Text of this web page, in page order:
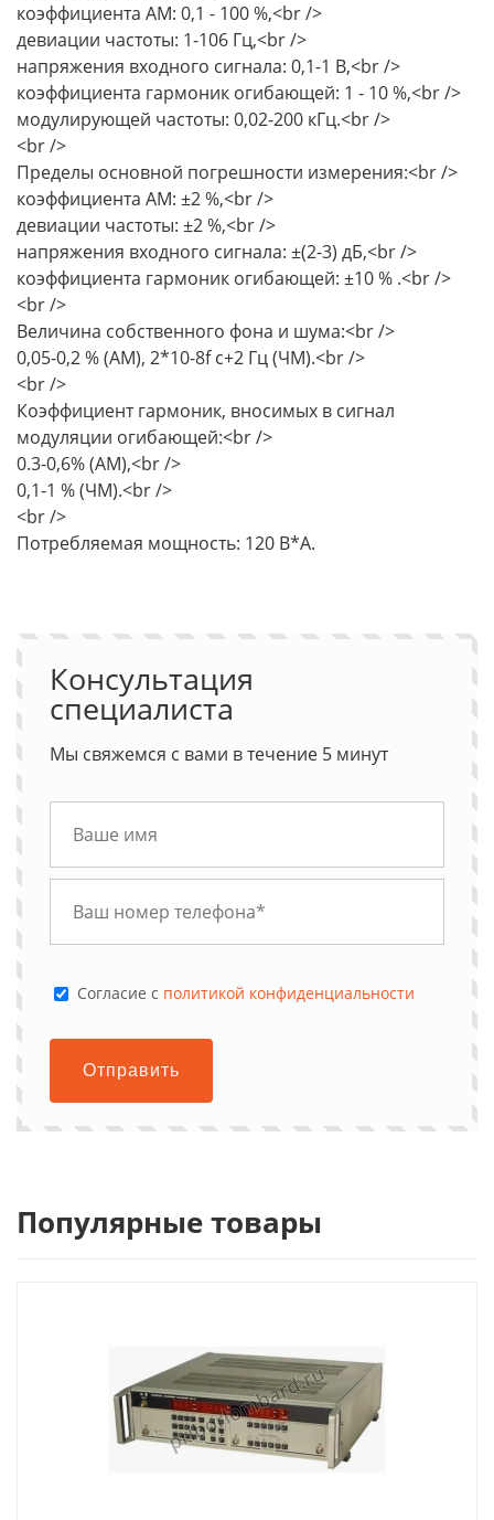
коэффициента AM: 0,1 - 100 %,<br />
девиации частоты: 1-106 Гц,<br />
напряжения входного сигнала: 0,1-1 В,<br />
коэффициента гармоник огибающей: 1 - 10 %,<br />
модулирующей частоты: 0,02-200 кГц.<br />
<br />
Пределы основной погрешности измерения:<br />
коэффициента AM: ±2 %,<br />
девиации частоты: ±2 %,<br />
напряжения входного сигнала: ±(2-3) дБ,<br />
коэффициента гармоник огибающей: ±10 % .<br />
<br />
Величина собственного фона и шума:<br />
0,05-0,2 % (AM), 2*10-8f с+2 Гц (ЧМ).<br />
<br />
Коэффициент гармоник, вносимых в сигнал
модуляции огибающей:<br />
0.3-0,6% (AM),<br />
0,1-1 % (ЧМ).<br />
<br />
Потребляемая мощность: 120 В*А.
Консультация
специалиста
Мы свяжемся с вами в течение 5 минут
Cогласие с политикой конфиденциальности
Отправить
Популярные товары